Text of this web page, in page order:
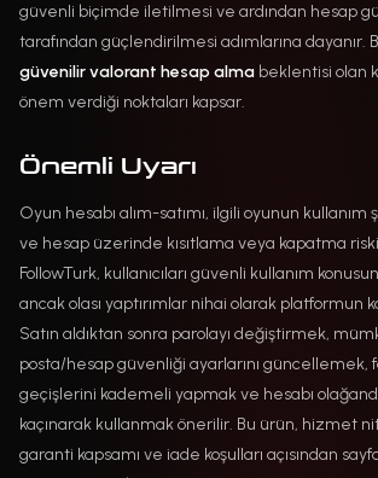
güvenli biçimde iletilmesi ve ardından hesap
tarafından güçlendirilmesi adımlarına dayanır.
güvenilir valorant hesap alma beklentisi olan
önem verdiği noktaları kapsar.
Önemli Uyarı
Oyun hesabı alım-satımı, ilgili oyunun
ve hesap üzerinde kısıtlama veya kapatma
FollowTurk, kullanıcıları güvenli kullanım
ancak olası yaptırımlar nihai olarak platformun
Satın aldıktan sonra parolayı değiştirmek,
posta/hesap güvenliği ayarlarını güncellemek,
geçişlerini kademeli yapmak ve hesabı
kaçınarak kullanmak önerilir. Bu ürün, hizmet
garanti kapsamı ve iade koşulları açısından